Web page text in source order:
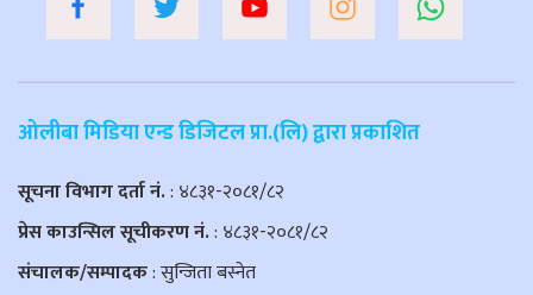
ओलीबा मिडिया एन्ड डिजिटल प्रा.(लि) द्वारा प्रकाशित
सूचना विभाग दर्ता नं.: ४८३१-२०८१/८२
प्रेस काउन्सिल सूचीकरण नं.: ४८३१-२०८१/८२
संचालक/सम्पादक: सुन्जिता बस्नेत